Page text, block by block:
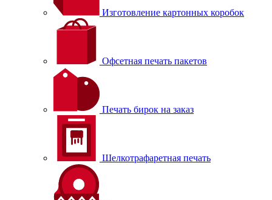
Изготовление картонных коробок
Офсетная печать пакетов
Печать бирок на заказ
Шелкотрафаретная печать